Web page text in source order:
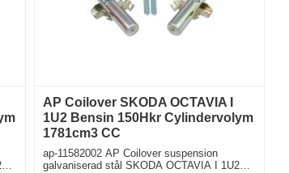
AP Coilover SKODA OCTAVIA I
1U2 Bensin 150Hkr Cylindervolym
1781cm3 CC
ap-11582002 AP Coilover suspension
galvaniserad stål SKODA OCTAVIA I 1U2